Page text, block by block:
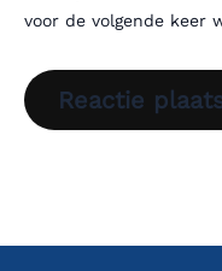
voor de volgende keer